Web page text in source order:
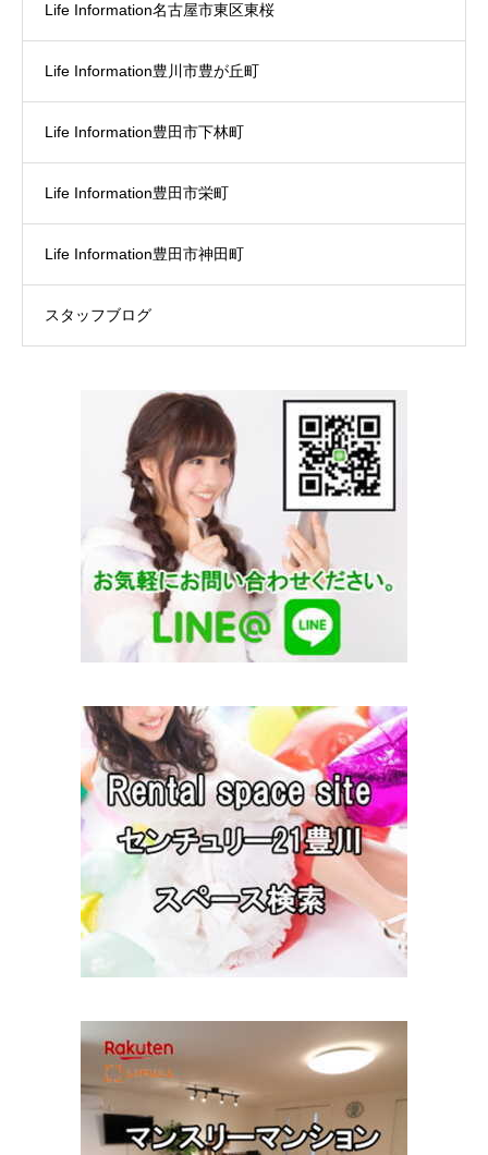
Life Information名古屋市東区東桜
Life Information豊川市豊が丘町
Life Information豊田市下林町
Life Information豊田市栄町
Life Information豊田市神田町
スタッフブログ